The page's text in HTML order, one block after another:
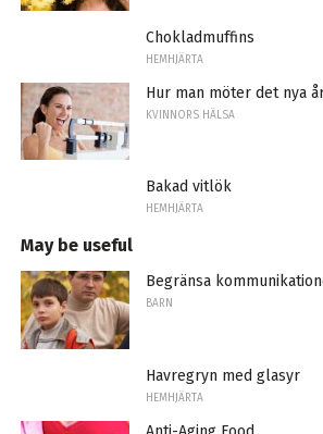
Chokladmuffins
HEMHJÄRTA
Hur man möter det nya
KVINNORS HÄLSA
Bakad vitlök
HEMHJÄRTA
May be useful
Begränsa
BARN
Havregryn med glasyr
HEMHJÄRTA